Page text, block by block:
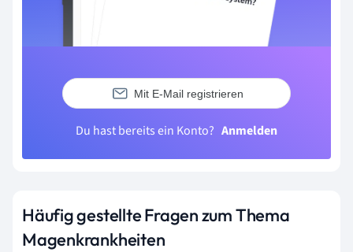
Mit E-Mail registrieren
Du hast bereits ein Konto? Anmelden
Häufig gestellte Fragen zum Thema
Magenkrankheiten